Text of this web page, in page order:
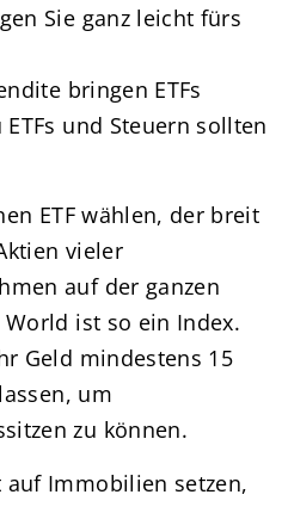
Sie ganz leicht fürs
bringen ETFs
ETFs und Steuern sollten
ETF wählen, der breit
vieler
auf der ganzen
World ist so ein Index.
Geld mindestens 15
um
zu können.
Immobilien setzen,